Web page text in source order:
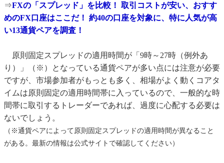
⇒FXの「スプレッド」を比較！ 取引コストが安い、おすす
めのFX口座はここだ！ 約40の口座を対象に、特に人気が高
い13通貨ペアを調査！
原則固定スプレッドの適用時間が「9時～27時（例外あ
り）」（※）となっている通貨ペアが多い点には注意が必要
ですが、市場参加者がもっとも多く、相場がよく動くコアタ
イムは原則固定の適用時間帯に入っているので、一般的な時
間帯に取引するトレーダーであれば、過度に心配する必要は
ないでしょう。
（※通貨ペアによって原則固定スプレッドの適用時間が異なること
がある。最新の情報は公式サイトで確認してください）